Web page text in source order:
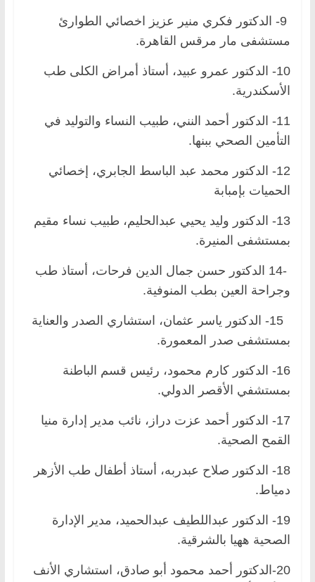
9- الدكتور فكري منير عزيز اخصائي الطوارئ
مستشفى مار مرقس القاهرة.
10- الدكتور عمرو عبيد، أستاذ أمراض الكلى طب
الأسكندرية.
11- الدكتور أحمد النني، طبيب النساء والتوليد في
التأمين الصحي ببنها.
12- الدكتور محمد عبد الباسط الجابري، إخصائي
الحميات بإمبابة
13- الدكتور وليد يحيي عبدالحليم، طبيب نساء مقيم
بمستشفى المنيرة.
-14 الدكتور حسن جمال الدين فرحات، أستاذ طب
وجراحة العين بطب المنوفية.
15- الدكتور ياسر عثمان، استشاري الصدر والعناية
بمستشفى صدر المعمورة.
16- الدكتور كارم محمود، رئيس قسم الباطنة
بمستشفي الأقصر الدولي.
17- الدكتور أحمد عزت دراز، نائب مدير إدارة منيا
القمح الصحية.
18- الدكتور صلاح عبدربه، أستاذ أطفال طب الأزهر
دمياط.
19- الدكتور عبداللطيف عبدالحميد، مدير الإدارة
الصحية ههيا بالشرقية.
20-الدكتور أحمد محمود أبو صادق، استشاري الأنف